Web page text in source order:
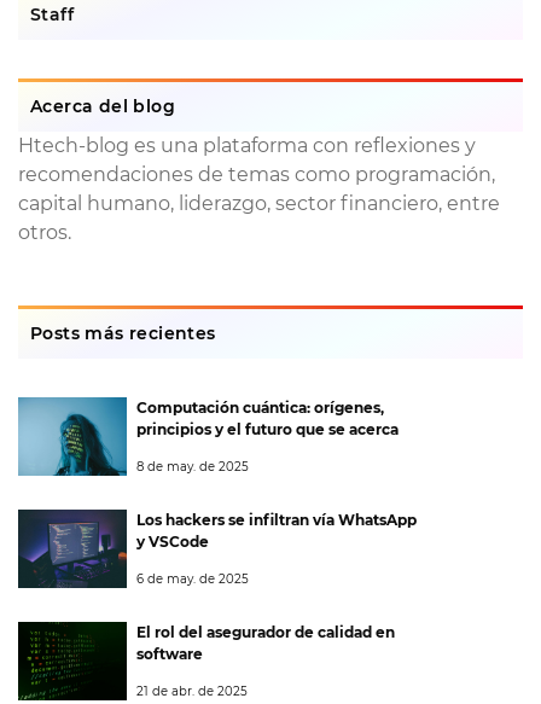
Staff
Acerca del blog
Htech-blog es una plataforma con reflexiones y
recomendaciones de temas como programación,
capital humano, liderazgo, sector financiero, entre
otros.
Posts más recientes
Computación cuántica: orígenes,
principios y el futuro que se acerca
8 de may. de 2025
Los hackers se infiltran vía WhatsApp
y VSCode
6 de may. de 2025
El rol del asegurador de calidad en
software
21 de abr. de 2025